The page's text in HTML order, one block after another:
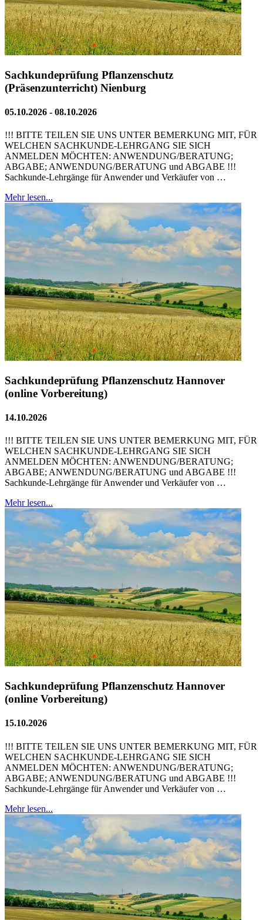
Sachkundeprüfung Pflanzenschutz
(Präsenzunterricht) Nienburg
05.10.2026 - 08.10.2026
!!! BITTE TEILEN SIE UNS UNTER BEMERKUNG MIT, FÜR
WELCHEN SACHKUNDE-LEHRGANG SIE SICH
ANMELDEN MÖCHTEN: ANWENDUNG/BERATUNG;
ABGABE; ANWENDUNG/BERATUNG und ABGABE !!!
Sachkunde-Lehrgänge für Anwender und Verkäufer von …
Mehr lesen...
Sachkundeprüfung Pflanzenschutz Hannover
(online Vorbereitung)
14.10.2026
!!! BITTE TEILEN SIE UNS UNTER BEMERKUNG MIT, FÜR
WELCHEN SACHKUNDE-LEHRGANG SIE SICH
ANMELDEN MÖCHTEN: ANWENDUNG/BERATUNG;
ABGABE; ANWENDUNG/BERATUNG und ABGABE !!!
Sachkunde-Lehrgänge für Anwender und Verkäufer von …
Mehr lesen...
Sachkundeprüfung Pflanzenschutz Hannover
(online Vorbereitung)
15.10.2026
!!! BITTE TEILEN SIE UNS UNTER BEMERKUNG MIT, FÜR
WELCHEN SACHKUNDE-LEHRGANG SIE SICH
ANMELDEN MÖCHTEN: ANWENDUNG/BERATUNG;
ABGABE; ANWENDUNG/BERATUNG und ABGABE !!!
Sachkunde-Lehrgänge für Anwender und Verkäufer von …
Mehr lesen...